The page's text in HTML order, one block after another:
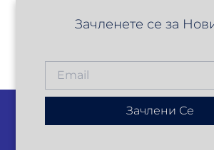
Зачленете се за
Зачлени Се